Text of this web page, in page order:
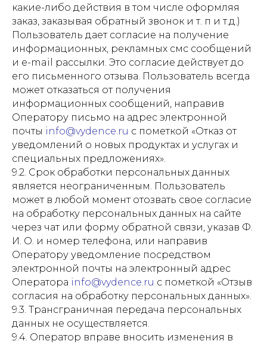
какие-либо действия в том числе оформляя
заказ, заказывая обратный звонок и т. п и т.д.)
Пользователь дает согласие на получение
информационных, рекламных смс сообщений
и e-mail рассылки. Это согласие действует до
его письменного отзыва. Пользователь всегда
может отказаться от получения
информационных сообщений, направив
Оператору письмо на адрес электронной
почты info@vydence.ru с пометкой «Отказ от
уведомлений о новых продуктах и услугах и
специальных предложениях».
9.2. Срок обработки персональных данных
является неограниченным. Пользователь
может в любой момент отозвать свое согласие
на обработку персональных данных на сайте
через чат или форму обратной связи, указав Ф.
И. О. и номер телефона, или направив
Оператору уведомление посредством
электронной почты на электронный адрес
Оператора info@vydence.ru с пометкой «Отзыв
согласия на обработку персональных данных».
9.3. Трансграничная передача персональных
данных не осуществляется.
9.4. Оператор вправе вносить изменения в